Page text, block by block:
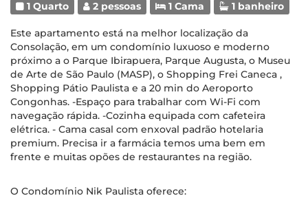
1 Quarto 2 pessoas 1 Cama 1 banheiro
Este apartamento está na melhor localização da
Consolação, em um condomínio luxuoso e moderno
próximo a o Parque Ibirapuera, Parque Augusta, o Museu
de Arte de São Paulo (MASP), o Shopping Frei Caneca ,
Shopping Pátio Paulista e a 20 min do Aeroporto
Congonhas. -Espaço para trabalhar com Wi-Fi com
navegação rápida. -Cozinha equipada com cafeteira
elétrica. - Cama casal com enxoval padrão hotelaria
premium. Precisa ir a farmácia temos uma bem em
frente e muitas opões de restaurantes na região.
O Condomínio Nik Paulista oferece: